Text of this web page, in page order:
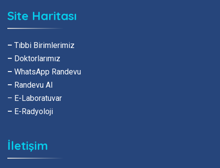
Site Haritası
– Tıbbi Birimlerimiz
– Doktorlarımız
– WhatsApp Randevu
– Randevu Al
– E-Laboratuvar
– E-Radyoloji
İletişim